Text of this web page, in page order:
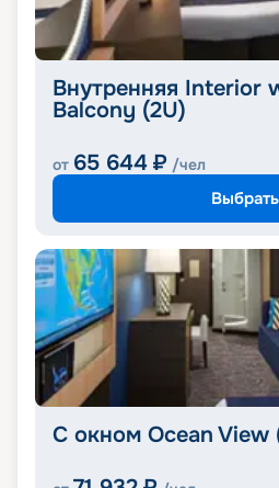
Внутренняя Interior
Balcony (2U)
от 65 644 ₽ /чел
Выбрать
С окном Ocean View